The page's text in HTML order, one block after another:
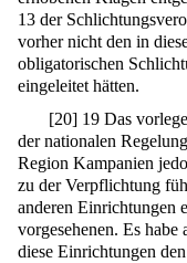
13 der
vorher nicht den in
obligatorischen
eingeleitet hätten.
[20] 19 Das
der nationalen
Region Kampanien
zu der Verpflichtung
anderen Einrichtungen
vorgesehenen. Es
diese Einrichtungen